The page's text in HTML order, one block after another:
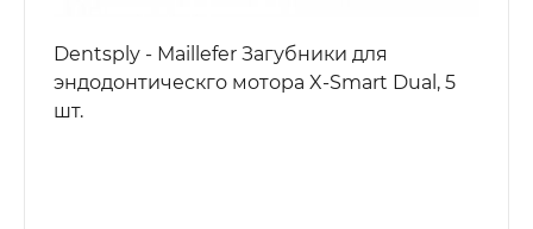
Dentsply - Maillefer Загубники для
эндодонтическго мотора X-Smart Dual, 5
шт.